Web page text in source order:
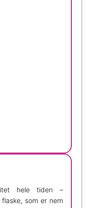
hele tiden –
som er nem